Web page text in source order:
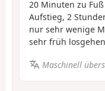
20 Minuten zu
Aufstieg, 2
nur sehr wenige
sehr früh
Maschinell